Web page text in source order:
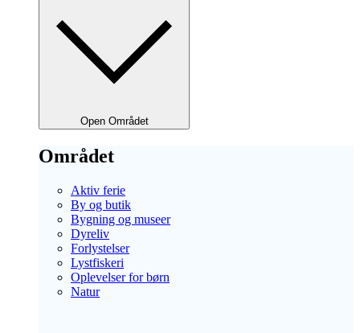
Open Området
Området
Aktiv ferie
By og butik
Bygning og museer
Dyreliv
Forlystelser
Lystfiskeri
Oplevelser for børn
Natur